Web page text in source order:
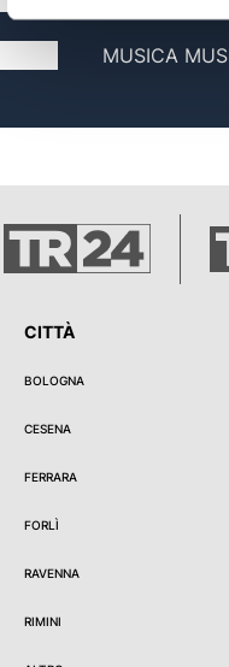
MUSICA
CITTÀ
BOLOGNA
CESENA
FERRARA
FORLÌ
RAVENNA
RIMINI